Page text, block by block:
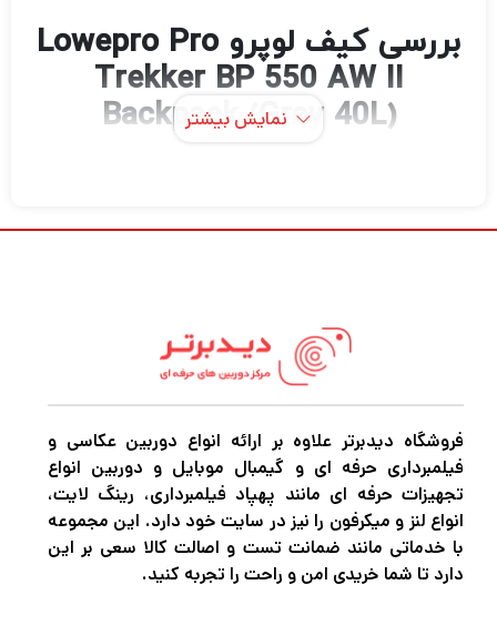
بررسی کیف لوپرو Lowepro Pro
Trekker BP 550 AW II
Backpack (Gray 40L)
عکاسی طبیعت و سفر، نیازمند محصولی هستند
که بتواند هم تجهیزات گران‌قیمتشان را محافظت
کند و هم امکان حمل آسان و منظم این تجهیزات
را فراهم سازد.
کوله پشتی‌های دوربین دسته‌ای خاص از تجهیزات
جانبی عکاسی هستند که با طراحی ویژه، فضایی
مناسب برای حمل دوربین‌ها، لنزها، لپ‌تاپ‌ها و
نمایش بیشتر
فروشگاه دیدبرتر علاوه بر ارائه انواع دوربین عکاسی و
فیلمبرداری حرفه ای و گیمبال موبایل و دوربین انواع
تجهیزات حرفه ای مانند پهپاد فیلمبرداری، رینگ لایت،
انواع لنز و میکرفون را نیز در سایت خود دارد. این مجموعه
با خدماتی مانند ضمانت تست و اصالت کالا سعی بر این
دارد تا شما خریدی امن و راحت را تجربه کنید.